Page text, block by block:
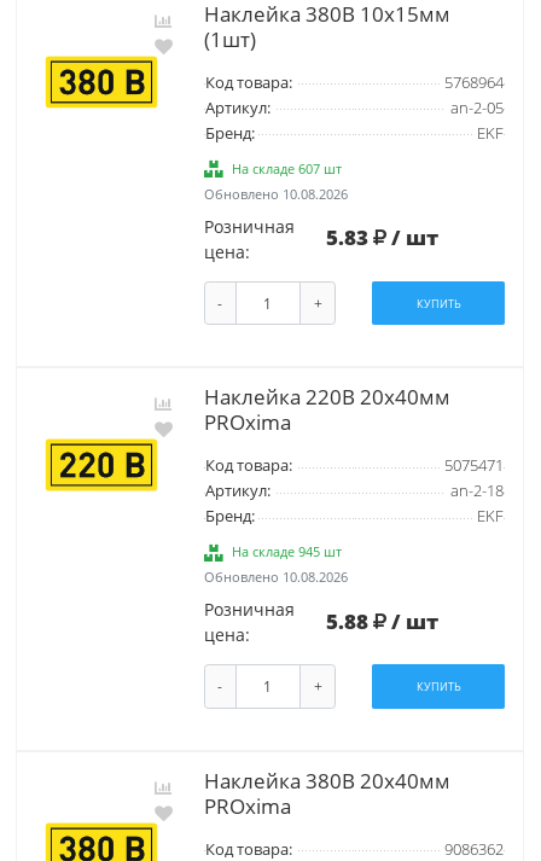
Наклейка 380В 10х15мм
(1шт)
Код товара:
5768964
Артикул:
an-2-05
Бренд:
EKF
На складе 607 шт
Обновлено 10.08.2026
Розничная
цена:
5.83 / шт
- + КУПИТЬ
Наклейка 220В 20х40мм
PROxima
Код товара:
5075471
Артикул:
an-2-18
Бренд:
EKF
На складе 945 шт
Обновлено 10.08.2026
Розничная
цена:
5.88 / шт
- + КУПИТЬ
Наклейка 380В 20х40мм
PROxima
Код товара:
9086362